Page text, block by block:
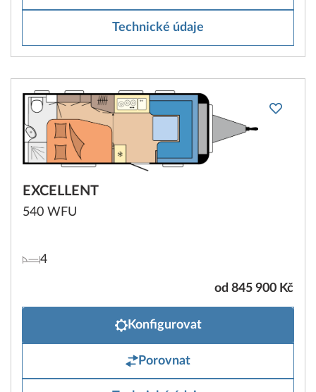
Technické údaje
EXCELLENT
540 WFU
4
od 845 900 Kč
Konfigurovat
Porovnat